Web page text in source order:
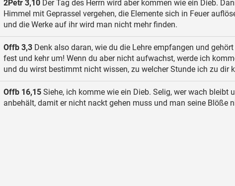
2Petr 3,10 Der Tag des Herrn wird aber kommen wie ein Dieb.
Himmel mit Geprassel vergehen, die Elemente sich in Feuer
und die Werke auf ihr wird man nicht mehr finden.
Offb 3,3 Denk also daran, wie du die Lehre empfangen und
fest und kehr um! Wenn du aber nicht aufwachst, werde ich
und du wirst bestimmt nicht wissen, zu welcher Stunde ich zu dir
Offb 16,15 Siehe, ich komme wie ein Dieb. Selig, wer wach bleibt
anbehält, damit er nicht nackt gehen muss und man seine Blöße